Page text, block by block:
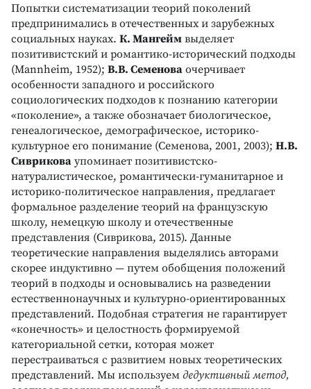
Попытки систематизации теорий поколений
предпринимались в отечественных и зарубежных
социальных науках. К. Мангейм выделяет
позитивистский и романтико-исторический подходы
(Mannheim, 1952); В.В. Семенова очерчивает
особенности западного и российского
социологических подходов к познанию категории
«поколение», а также обозначает биологическое,
генеалогическое, демографическое, историко-
культурное его понимание (Семенова, 2001, 2003); Н.В.
Сиврикова упоминает позитивистско-
натуралистическое, романтически-гуманитарное и
историко-политическое направления, предлагает
формальное разделение теорий на французскую
школу, немецкую школу и отечественные
представления (Сиврикова, 2015). Данные
теоретические направления выделялись авторами
скорее индуктивно — путем обобщения положений
теорий в подходы и основывались на разведении
естественнонаучных и культурно-ориентированных
представлений. Подобная стратегия не гарантирует
«конечность» и целостность формируемой
категориальной сетки, которая может
перестраиваться с развитием новых теоретических
представлений. Мы используем дедуктивный метод,